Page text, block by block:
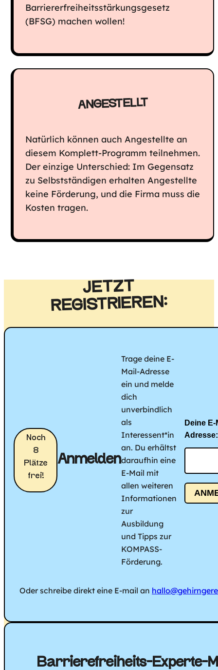
Barriererfreiheitsstärkungsgesetz
(BFSG) machen wollen!
ANGESTELLT
Natürlich können auch Angestellte an
diesem Komplett-Programm teilnehmen.
Der einzige Unterschied: Im Gegensatz
zu Selbstständigen erhalten Angestellte
keine Förderung, und die Firma muss die
Kosten tragen.
JETZT
REGISTRIEREN:
Noch
8
Plätze
frei!
Anmelden
Trage deine E-
Mail-Adresse
ein und melde
dich
unverbindlich
als
Interessent*in
an. Du erhältst
daraufhin eine
E-Mail mit
allen weiteren
Informationen
zur
Ausbildung
und Tipps zur
KOMPASS-
Förderung.
Deine E-
Adresse:
Oder schreibe direkt eine E-mail an
Barrierefreiheits-Experte-